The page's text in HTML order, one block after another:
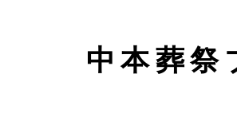
中本葬祭